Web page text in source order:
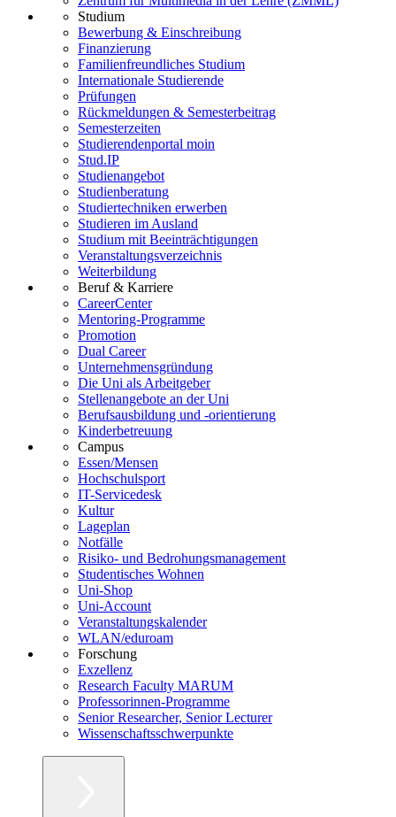
Studium
Bewerbung & Einschreibung
Finanzierung
Familienfreundliches Studium
Internationale Studierende
Prüfungen
Rückmeldungen & Semesterbeitrag
Semesterzeiten
Studierendenportal moin
Stud.IP
Studienangebot
Studienberatung
Studiertechniken erwerben
Studieren im Ausland
Studium mit Beeinträchtigungen
Veranstaltungsverzeichnis
Weiterbildung
Beruf & Karriere
CareerCenter
Mentoring-Programme
Promotion
Dual Career
Unternehmensgründung
Die Uni als Arbeitgeber
Stellenangebote an der Uni
Berufsausbildung und -orientierung
Kinderbetreuung
Campus
Essen/Mensen
Hochschulsport
IT-Servicedesk
Kultur
Lageplan
Notfälle
Risiko- und Bedrohungsmanagement
Studentisches Wohnen
Uni-Shop
Uni-Account
Veranstaltungskalender
WLAN/eduroam
Forschung
Exzellenz
Research Faculty MARUM
Professorinnen-Programme
Senior Researcher, Senior Lecturer
Wissenschaftsschwerpunkte